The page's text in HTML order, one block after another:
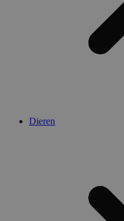
Dieren